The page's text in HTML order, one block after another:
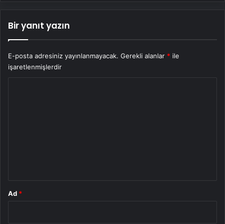
Bir yanıt yazın
E-posta adresiniz yayınlanmayacak. Gerekli alanlar * ile
işaretlenmişlerdir
Ad *